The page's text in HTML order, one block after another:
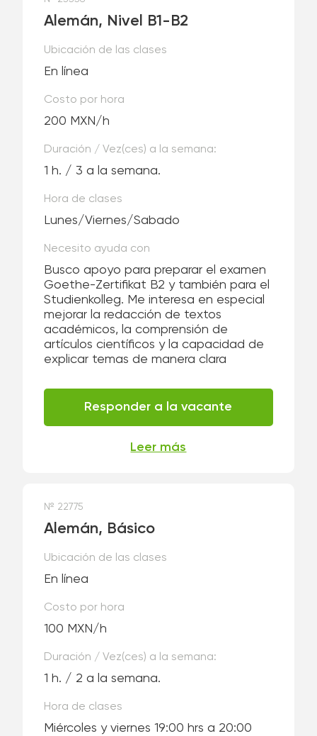
Alemán, Nivel B1-B2
Ubicación de las clases
En línea
Costo por hora
200 MXN/h
Duración / Vez(ces) a la semana:
1 h. / 3 a la semana.
Hora de clases
Lunes/Viernes/Sabado
Necesito ayuda con
Busco apoyo para preparar el examen
Goethe-Zertifikat B2 y también para el
Studienkolleg. Me interesa en especial
mejorar la redacción de textos
académicos, la comprensión de
artículos científicos y la capacidad de
explicar temas de manera clara
Responder a la vacante
Leer más
№ 22775
Alemán, Básico
Ubicación de las clases
En línea
Costo por hora
100 MXN/h
Duración / Vez(ces) a la semana:
1 h. / 2 a la semana.
Hora de clases
Miércoles y viernes 19:00 hrs a 20:00